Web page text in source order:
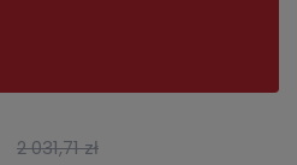
2 031,71 zł